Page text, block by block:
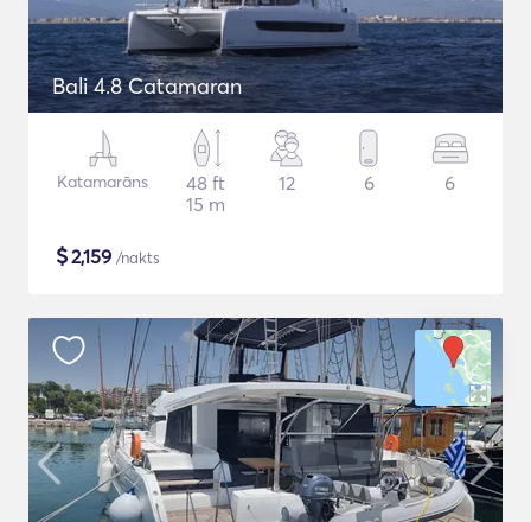
Bali 4.8 Catamaran
Katamarāns
48 ft
15 m
12 6 6
$2,159 /nakts